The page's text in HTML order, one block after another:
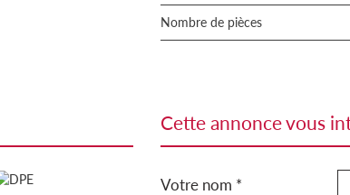
Nombre de pièces
cette annonce vous
Votre nom *